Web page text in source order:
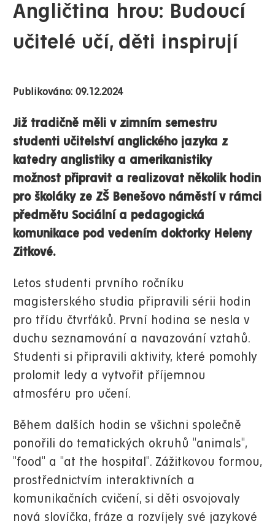
Angličtina hrou: Budoucí
učitelé učí, děti inspirují
Publikováno: 09.12.2024
Již tradičně měli v zimním semestru
studenti učitelství anglického jazyka z
katedry anglistiky a amerikanistiky
možnost připravit a realizovat několik hodin
pro školáky ze ZŠ Benešovo náměstí v rámci
předmětu Sociální a pedagogická
komunikace pod vedením doktorky Heleny
Zitkové.
Letos studenti prvního ročníku
magisterského studia připravili sérii hodin
pro třídu čtvrťáků. První hodina se nesla v
duchu seznamování a navazování vztahů.
Studenti si připravili aktivity, které pomohly
prolomit ledy a vytvořit příjemnou
atmosféru pro učení.
Během dalších hodin se všichni společně
ponořili do tematických okruhů "animals",
"food" a "at the hospital". Zážitkovou formou,
prostřednictvím interaktivních a
komunikačních cvičení, si děti osvojovaly
nová slovíčka, fráze a rozvíjely své jazykové